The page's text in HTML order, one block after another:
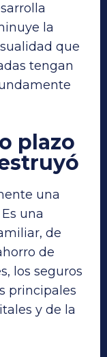
la
que
tengan
plazo
una
una
de
de
los seguros
principales
y de la